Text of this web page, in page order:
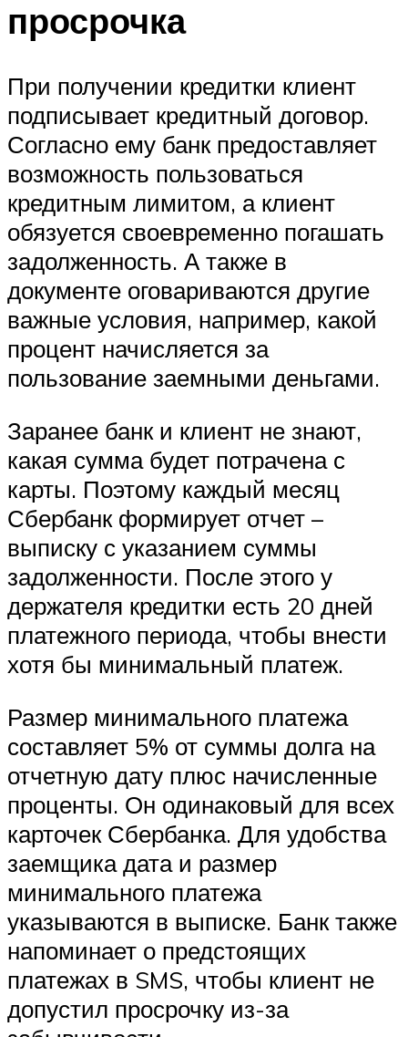
просрочка
При получении кредитки клиент
подписывает кредитный договор.
Согласно ему банк предоставляет
возможность пользоваться
кредитным лимитом, а клиент
обязуется своевременно погашать
задолженность. А также в
документе оговариваются другие
важные условия, например, какой
процент начисляется за
пользование заемными деньгами.
Заранее банк и клиент не знают,
какая сумма будет потрачена с
карты. Поэтому каждый месяц
Сбербанк формирует отчет –
выписку с указанием суммы
задолженности. После этого у
держателя кредитки есть 20 дней
платежного периода, чтобы внести
хотя бы минимальный платеж.
Размер минимального платежа
составляет 5% от суммы долга на
отчетную дату плюс начисленные
проценты. Он одинаковый для всех
карточек Сбербанка. Для удобства
заемщика дата и размер
минимального платежа
указываются в выписке. Банк также
напоминает о предстоящих
платежах в SMS, чтобы клиент не
допустил просрочку из-за